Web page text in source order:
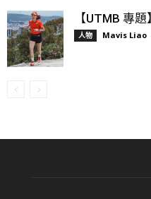
【UTMB 專
人物 Mavis Liao